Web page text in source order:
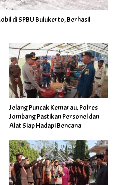
di SPBU Bulukerto, Berhasil
Jelang Puncak Kemarau, Polres
Jombang Pastikan Personel dan
Alat Siap Hadapi Bencana